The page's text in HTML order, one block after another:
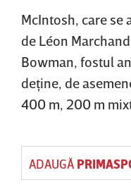
McIntosh, care se
de Léon
Bowman, fostul
deţine, de
400 m, 200 m
ADAUGĂ